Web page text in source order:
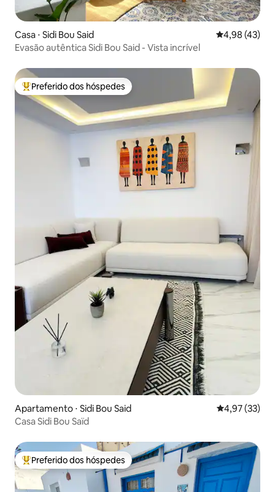
Casa ⋅ Sidi Bou Said 4,98 de uma
4,98 (43)
Evasão autêntica Sidi Bou Said - Vista incrível
Entre os melhores preferidos dos hóspedes
Preferido dos hóspedes
Apartamento ⋅ Sidi Bou Said 4,97 de uma
4,97 (33)
Casa Sidi Bou Saïd
Entre os melhores preferidos dos hóspedes
Preferido dos hóspedes